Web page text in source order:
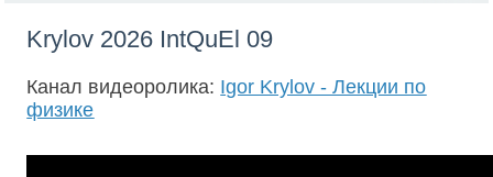
Krylov 2026 IntQuEl 09
Канал видеоролика: Igor Krylov - Лекции по
физике